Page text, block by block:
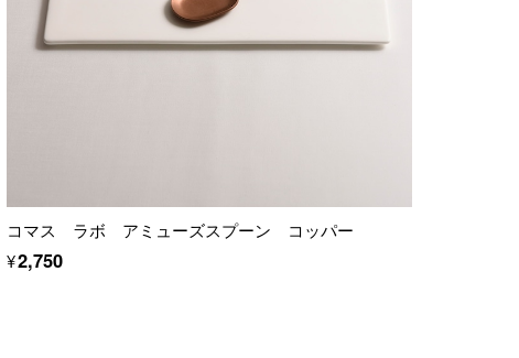
コマス ラボ アミューズスプーン コッパー
¥2,750